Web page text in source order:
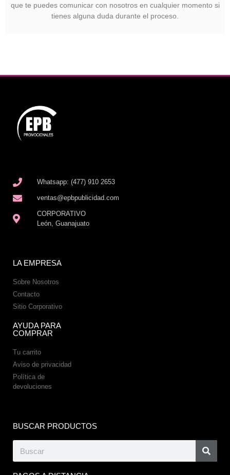
que te puedes comunicar con nosotros en cualquier momento si
tienes alguna duda durante el proceso.
Whatsapp: (477) 910 2653
ventas@epbpublicidad.com
CORPORATIVO
León, Guanajuato
LA EMPRESA
Sobre Nosotros
Contacto
Sitio Corporativo
AYUDA PARA
COMPRAR
Tu carrito
Aviso de privacidad
Política de
devoluciones
BUSCAR PRODUCTOS